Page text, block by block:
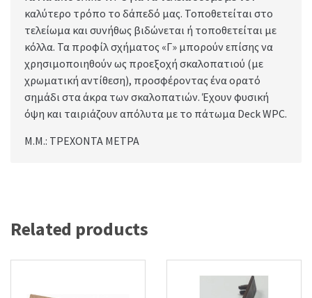
καλύτερο τρόπο το δάπεδό μας. Τοποθετείται στο
τελείωμα και συνήθως βιδώνεται ή τοποθετείται με
κόλλα. Τα προφίλ σχήματος «Γ» μπορούν επίσης να
χρησιμοποιηθούν ως προεξοχή σκαλοπατιού (με
χρωματική αντίθεση), προσφέροντας ένα ορατό
σημάδι στα άκρα των σκαλοπατιών. Έχουν φυσική
όψη και ταιριάζουν απόλυτα με το πάτωμα Deck WPC.
Μ.Μ.: ΤΡΕΧΟΝΤΑ ΜΕΤΡΑ
Related products